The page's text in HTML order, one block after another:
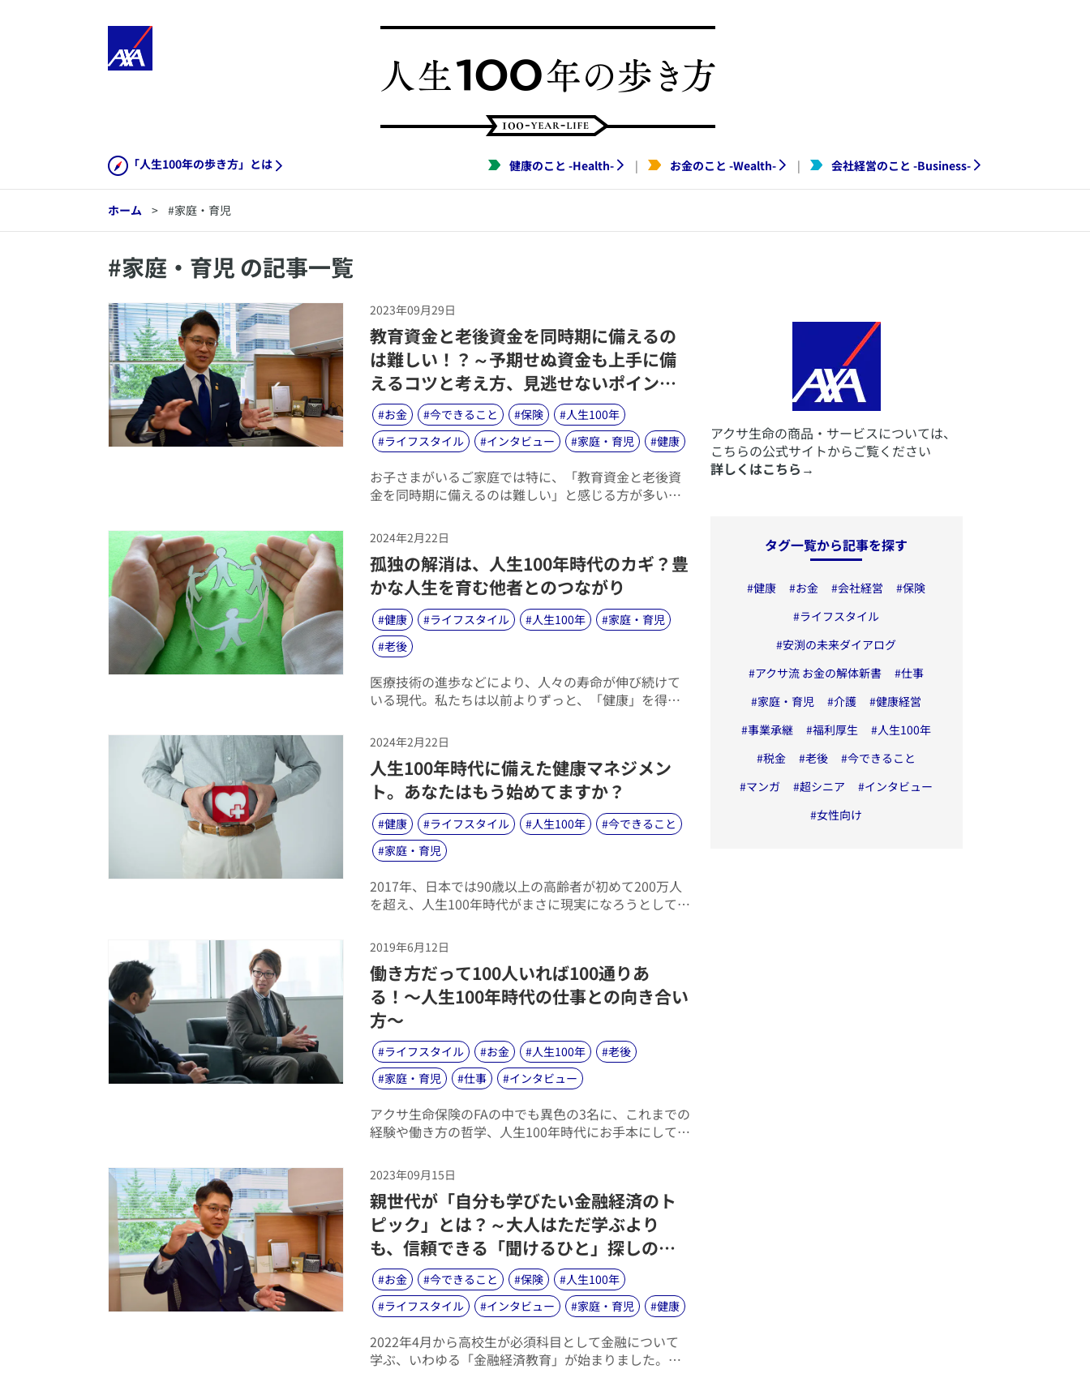
「人生100年の歩き方」とは 健康のこと -Health- | お金のこと -Wealth- | 会社経営のこと -Business-
ホーム > #家庭・育児
#家庭・育児 の記事一覧
2023年09月29日
​教育資金と老後資金を同時期に備えるの
は難しい！？～予期せぬ資金も上手に備
えるコツと考え方、見逃せないポイント
とは？～
#お金 #今できること #保険 #人生100年
#ライフスタイル #インタビュー #家庭・育児 #健康
​お子さまがいるご家庭では特に、「教育資金と老後資
金を同時期に備えるのは難しい」と感じる方が多いよ
うプレッシャーだけでなく、自動車や住宅の購入とロ
ーンの返済のような「今まさに必要な支出への負担
感」が関係しているからだと考えられます。では、そ
のような状況の中でも、教育資金と老後資金を無理な
く準備していくにはどうすればいいか？アクサ生命の
FA（フィナンシャルプラン アドバイザー）木村冬悟の
コメントと共にご紹介します。
2024年2月22日
​孤独の解消は、人生100年時代のカギ？豊
かな人生を育む他者とのつながり
#健康 #ライフスタイル #人生100年 #家庭・育児
#老後
​医療技術の進歩などにより、人々の寿命が伸び続けて
いる現代。私たちは以前よりずっと、「健康」を得や
の上昇により、「孤独」を抱える人々が増加していま
す。
2024年2月22日
​人生100年時代に備えた健康マネジメン
ト。あなたはもう始めてますか？
#健康 #ライフスタイル #人生100年 #今できること
#家庭・育児
​2017年、日本では90歳以上の高齢者が初めて200万人
を超え、人生100年時代がまさに現実になろうとしてい
2019年6月12日
​働き方だって100人いれば100通りあ
る！〜人生100年時代の仕事との向き合い
方〜
#ライフスタイル #お金 #人生100年 #老後
#家庭・育児 #仕事 #インタビュー
​アクサ生命保険のFAの中でも異色の3名に、これまでの
経験や働き方の哲学、人生100年時代にお手本にしてい
2023年09月15日
​親世代が「自分も学びたい金融経済のト
ピック」とは？～大人はただ学ぶより
も、信頼できる「聞けるひと」探しの方
が重要～
#お金 #今できること #保険 #人生100年
#ライフスタイル #インタビュー #家庭・育児 #健康
​2022年4月から高校生が必須科目として金融について
学ぶ、いわゆる「金融経済教育」が始まりました。こ
​アクサ生命の商品・サービスについては、
こちらの公式サイトからご覧ください
詳しくはこちら →
タグ一覧から記事を探す
#健康 #お金 #会社経営 #保険
#ライフスタイル
#安渕の未来ダイアログ
#アクサ流 お金の解体新書 #仕事
#家庭・育児 #介護 #健康経営
#事業承継 #福利厚生 #人生100年
#税金 #老後 #今できること
#マンガ #超シニア #インタビュー
#女性向け